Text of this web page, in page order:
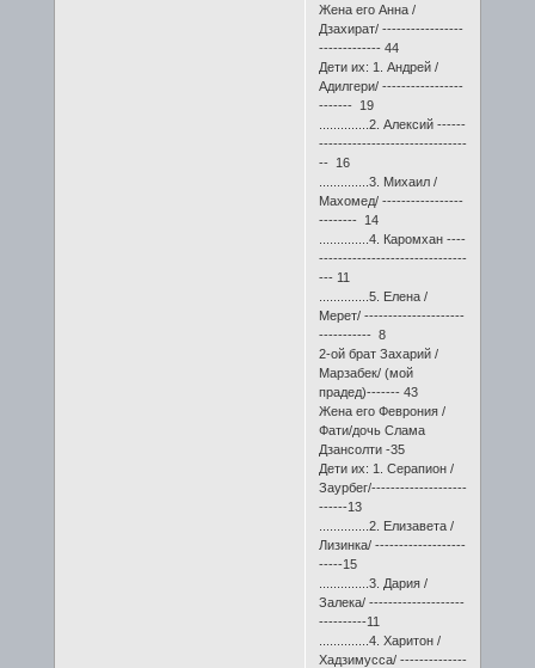
Жена его Анна /
Дзахират/ -----------------
------------- 44
Дети их: 1. Андрей /
Адилгери/ -----------------
------- 19
..............2. Алексий ------
-------------------------------
-- 16
..............3. Михаил /
Махомед/ -----------------
-------- 14
..............4. Каромхан ----
-------------------------------
--- 11
..............5. Елена /
Мерет/ ---------------------
----------- 8
2-ой брат Захарий /
Марзабек/ (мой
прадед)------- 43
Жена его Феврония /
Фати/дочь Слама
Дзансолти -35
Дети их: 1. Серапион /
Заурбег/--------------------
------13
..............2. Елизавета /
Лизинка/ -------------------
-----15
..............3. Дария /
Залека/ --------------------
----------11
..............4. Харитон /
Хадзимусса/ --------------